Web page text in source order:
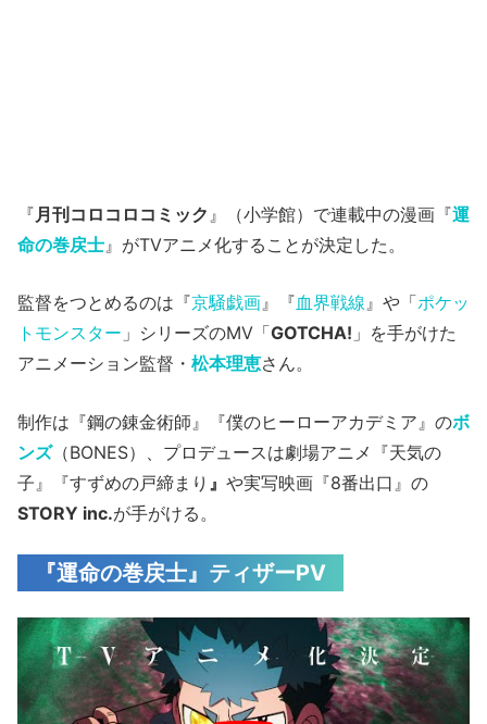
『 月刊コロコロコミック 』（小学館）で連載中の漫画『運
命の巻戻士 』がTVアニメ化することが決定した。
監督をつとめるのは『京騒戯画』『血界戦線』や「ポケッ
トモンスター 」シリーズのMV「GOTCHA! 」を手がけた
アニメーション監督・ 松本理恵さん。
制作は『鋼の錬金術師』『僕のヒーローアカデミア』のボ
ンズ（BONES）、プロデュースは劇場アニメ『天気の
子』『すずめの戸締まり 』 や実写映画『8番出口』の
STORY inc.が手がける。
『運命の巻戻士』ティザーPV